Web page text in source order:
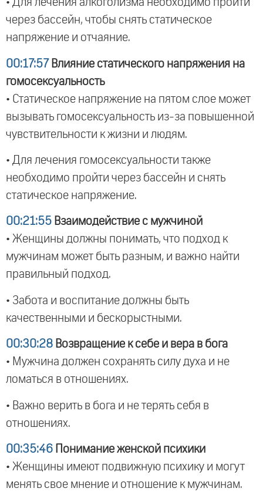
• Для лечения алкоголизма необходимо пройти
через бассейн, чтобы снять статическое
напряжение и отчаяние.
00:17:57 Влияние статического напряжения на
гомосексуальность
• Статическое напряжение на пятом слое может
вызывать гомосексуальность из-за повышенной
чувствительности к жизни и людям.
• Для лечения гомосексуальности также
необходимо пройти через бассейн и снять
статическое напряжение.
00:21:55 Взаимодействие с мужчиной
• Женщины должны понимать, что подход к
мужчинам может быть разным, и важно найти
правильный подход.
• Забота и воспитание должны быть
качественными и бескорыстными.
00:30:28 Возвращение к себе и вера в бога
• Мужчина должен сохранять силу духа и не
ломаться в отношениях.
• Важно верить в бога и не терять себя в
отношениях.
00:35:46 Понимание женской психики
• Женщины имеют подвижную психику и могут
менять свое мнение и отношение к мужчинам.